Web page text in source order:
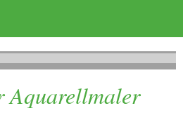
Aquarellmaler